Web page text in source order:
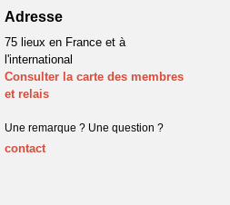
Adresse
75 lieux en France et à
l'international
Consulter la carte des membres
et relais
Une remarque ? Une question ?
contact